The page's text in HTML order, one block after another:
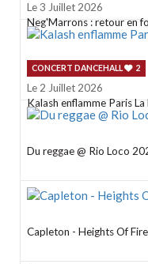
Le 3 Juillet 2026
Neg'Marrons : retour en
CONCERT DANCEHALL 2
Le 2 Juillet 2026
Kalash enflamme Paris
Du reggae @ Rio Loco
Capleton - Heights Of Fire